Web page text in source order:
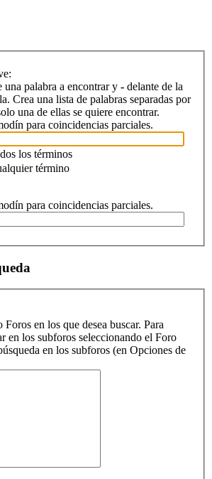
una palabra a encontrar y - delante de la
Crea una lista de palabras separadas por
una de ellas se quiere encontrar.
para coincidencias parciales.
los términos
término
para coincidencias parciales.
en los que desea buscar. Para
en los subforos seleccionando el Foro
en los subforos (en Opciones de